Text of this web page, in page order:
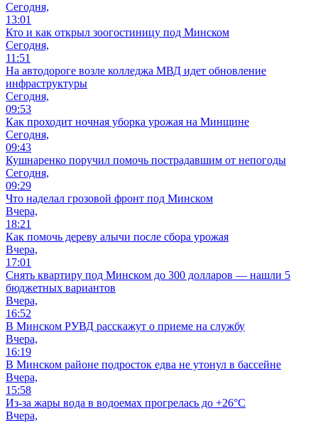
Сегодня,
13:01
Кто и как открыл зоогостиницу под Минском
Сегодня,
11:51
На автодороге возле колледжа МВД идет обновление
инфраструктуры
Сегодня,
09:53
Как проходит ночная уборка урожая на Минщине
Сегодня,
09:43
Кушнаренко поручил помочь пострадавшим от непогоды
Сегодня,
09:29
Что наделал грозовой фронт под Минском
Вчера,
18:21
Как помочь дереву алычи после сбора урожая
Вчера,
17:01
Снять квартиру под Минском до 300 долларов — нашли 5
бюджетных вариантов
Вчера,
16:52
В Минском РУВД расскажут о приеме на службу
Вчера,
16:19
В Минском районе подросток едва не утонул в бассейне
Вчера,
15:58
Из-за жары вода в водоемах прогрелась до +26°C
Вчера,